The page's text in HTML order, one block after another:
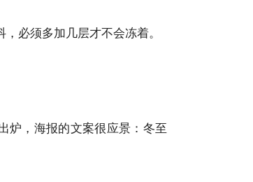
必须多加几层才不会冻着。
炉，海报的文案很应景：冬至